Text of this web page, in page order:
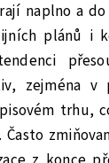
naplno a
plánů i
zejména v
trhu,